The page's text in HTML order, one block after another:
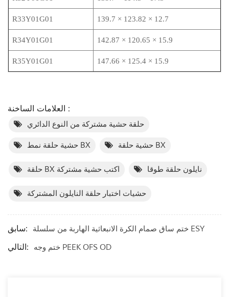
R33Y01G01 139.7 × 123.82 × 12.7
R34Y01G01 142.87 × 120.65 × 15.9
R35Y01G01 147.66 × 125.4 × 15.9
العلامات الساخنة :
حلقة حشية مشتركة من النوع الدائري
حشية حلقة نمط BX حشية حلقة BX
حلقة BX اكتب حشية مشتركة نايلون حلقة طوقا
حشيات اختبار حلقة النايلون المشتركة
سابق: ختم ساق صمام الكرة الانبعاثية الهاربة من سلسلة ESY
التالي: ختم وجه PEEK OFS OD